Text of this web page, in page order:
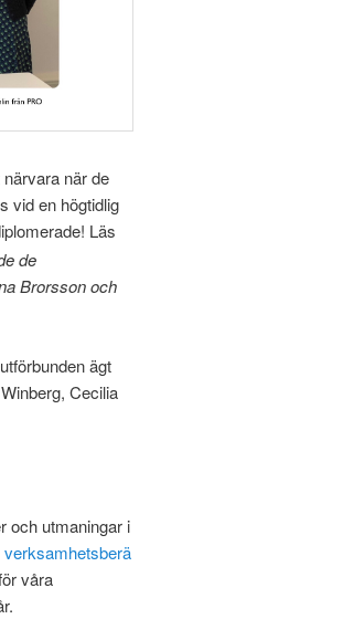
när de
vid en högtidlig
Läs
de
Brorsson och
ägt
Cecilia
och utmaningar i
verksamhetsberä
våra